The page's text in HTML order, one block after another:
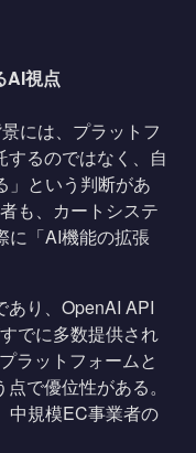
AI視点
には、プラットフ
するのではなく、自
」という判断があ
も、カートシステ
に「AI機能の拡張
あり、OpenAI API
でに多数提供され
ラットフォームと
で優位性がある。
中規模EC事業者の